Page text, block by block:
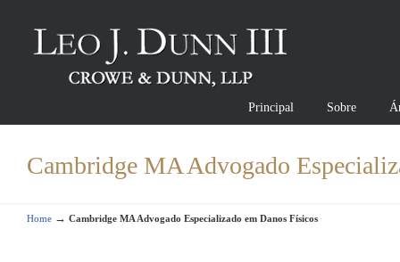
Principal Sobre
Cambridge MA Advogado
Home → Cambridge MA Advogado Especializado em Danos Físicos